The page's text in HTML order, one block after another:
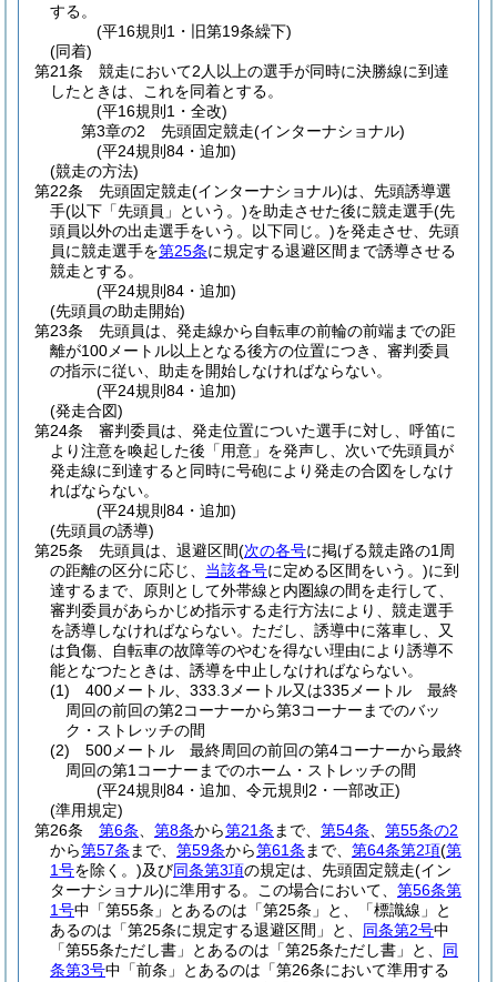
する。
(平16規則1・旧第19条繰下)
(同着)
第21条
競走において2人以上の選手が同時に決勝線に到達
したときは、これを同着とする。
(平16規則1・全改)
第3章の2
先頭固定競走(インターナショナル)
(平24規則84・追加)
(競走の方法)
第22条
先頭固定競走(インターナショナル)は、先頭誘導選
手(以下「先頭員」という。)を助走させた後に競走選手(先
頭員以外の出走選手をいう。以下同じ。)を発走させ、先頭
員に競走選手を第25条に規定する退避区間まで誘導させる
競走とする。
(平24規則84・追加)
(先頭員の助走開始)
第23条
先頭員は、発走線から自転車の前輪の前端までの距
離が100メートル以上となる後方の位置につき、審判委員
の指示に従い、助走を開始しなければならない。
(平24規則84・追加)
(発走合図)
第24条
審判委員は、発走位置についた選手に対し、呼笛に
より注意を喚起した後「用意」を発声し、次いで先頭員が
発走線に到達すると同時に号砲により発走の合図をしなけ
ればならない。
(平24規則84・追加)
(先頭員の誘導)
第25条
先頭員は、退避区間(次の各号に掲げる競走路の1周
の距離の区分に応じ、 当該各号に定める区間をいう。)に到
達するまで、原則として外帯線と内圏線の間を走行して、
審判委員があらかじめ指示する走行方法により、競走選手
を誘導しなければならない。 ただし、誘導中に落車し、又
は負傷、自転車の故障等のやむを得ない理由により誘導不
能となつたときは、誘導を中止しなければならない。
(1)
400メートル、333.3メートル又は335メートル 最終
周回の前回の第2コーナーから第3コーナーまでのバッ
ク・ストレッチの間
(2)
500メートル 最終周回の前回の第4コーナーから最終
周回の第1コーナーまでのホーム・ストレッチの間
(平24規則84・追加、令元規則2・一部改正)
(準用規定)
第26条
第6条 第8条から第21条 まで、 第54条
第55条の2
から第57条 まで、 第59条から第61条 まで、 第64条第2項(第
1号を除く。)及び同条第3項の規定は、先頭固定競走(イン
ターナショナル)に準用する。 この場合において、 第56条第
1号中「第55条」とあるのは「第25条」と、「標識線」と
あるのは「第25条に規定する退避区間」と、 同条第2号中
「第55条ただし書」とあるのは「第25条ただし書」と、 同
条第3号中「前条」とあるのは「第26条において準用する